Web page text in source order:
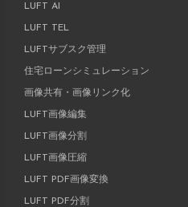
LUFT AI
LUFT TEL
LUFTサブスク管理
住宅ローンシミュレーション
画像共有・画像リンク化
LUFT画像編集
LUFT画像分割
LUFT画像圧縮
LUFT PDF画像変換
LUFT PDF分割